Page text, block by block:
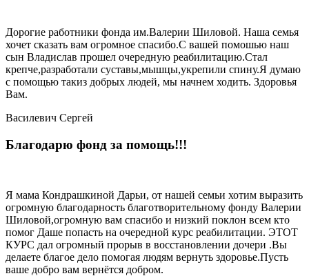
Дорогие работники фонда им.Валерии Шиловой. Наша семья
хочет сказать вам огромное спасибо.С вашей помошью наш
сын Владислав прошел очередную реабилитацию.Стал
крепче,разработали суставы,мышцы,укрепили спину.Я думаю
с помощью такиз добрых людей, мы начнем ходить. Здоровья
Вам.
Василевич Сергей
Благодарю фонд за помощь!!!
Я мама Кондрашкиной Дарьи, от нашей семьи хотим выразить
огромную благодарность благотворительному фонду Валерии
Шиловой,огромную вам спасибо и низкий поклон всем кто
помог Даше попасть на очередной курс реабилитации. ЭТОТ
КУРС дал огромный прорыв в восстановлении дочери .Вы
делаете благое дело помогая людям вернуть здоровье.Пусть
ваше добро вам вернётся добром.